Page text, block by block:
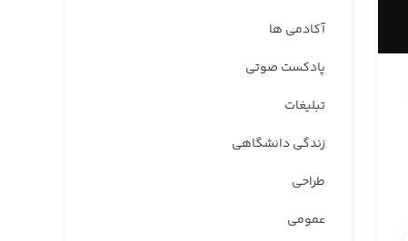
آکادمی ها
پادکست صوتی
تبلیغات
زندگی دانشگاهی
طراحی
عمومی